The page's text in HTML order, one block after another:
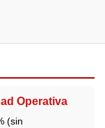
Operativa
(sin